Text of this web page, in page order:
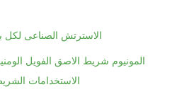
الاسترتش الصناعى
المونيوم شريط الاصق الفويل
الاستخدامات